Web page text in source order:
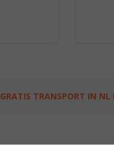
GRATIS TRANSPORT IN NL